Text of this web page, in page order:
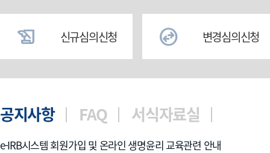
history_edu 신규심의신청 swap_horizontal_circle 변경심의신청
공지사항 FAQ 서식자료실
e-IRB시스템 회원가입 및 온라인 생명윤리 교육관련 안내